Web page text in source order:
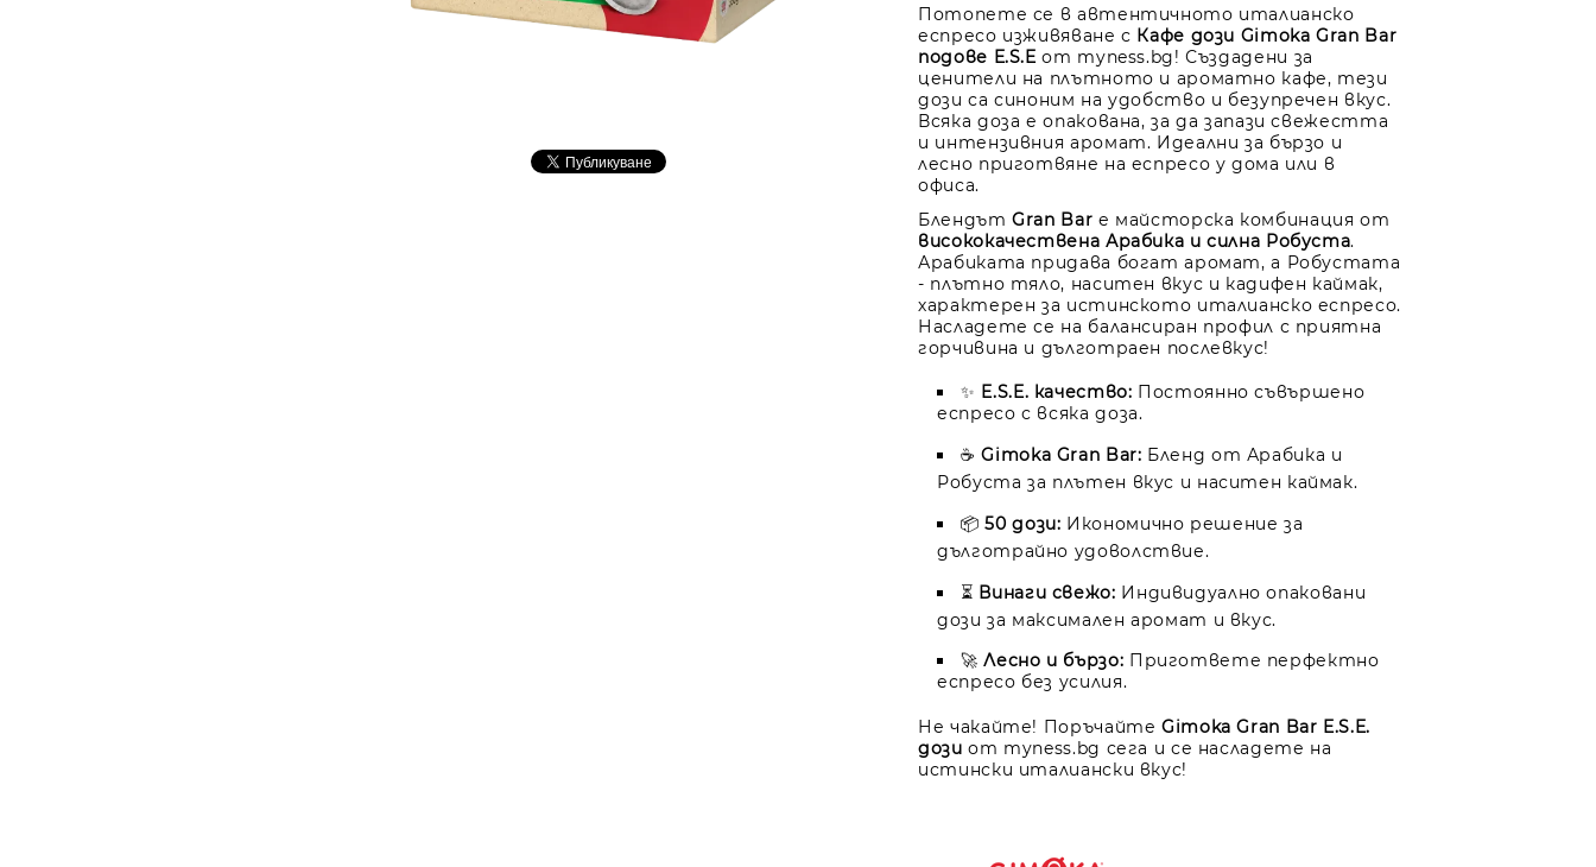
Потопете се в автентичното италианско
еспресо изживяване с Кафе дози Gimoka Gran Bar
подове E.S.Eот myness.bg! Създадени за
ценители на плътното и ароматно кафе, тези
дози са синоним на удобство и безупречен вкус.
Всяка доза е опакована, за да запази свежестта
и интензивния аромат. Идеални за бързо и
лесно приготвяне на еспресо у дома или в
офиса.
БлендътGran Bar е майсторска комбинация от
висококачествена Арабика и силна Робуста.
Арабиката придава богат аромат, а Робустата
- плътно тяло, наситен вкус и кадифен каймак,
характерен за истинското италианско еспресо.
Насладете се на балансиран профил с приятна
горчивина и дълготраен послевкус!
✨ E.S.E. качество: Постоянно съвършено
еспресо с всяка доза.
☕Gimoka Gran Bar: Бленд от Арабика и
Робуста за плътен вкус и наситен каймак.
📦50 дози: Икономично решение за
дълготрайно удоволствие.
⏳ Винаги свежо: Индивидуално опаковани
дози за максимален аромат и вкус.
🚀Лесно и бързо: Пригответе перфектно
еспресо без усилия.
Не чакайте! ПоръчайтеGimoka Gran Bar E.S.E.
дози от myness.bg сега и се насладете на
истински италиански вкус!